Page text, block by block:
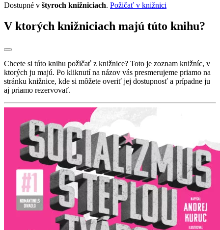
Dostupné v štyroch knižniciach. Požičať v knižnici
V ktorých knižniciach majú túto knihu?
Chcete si túto knihu požičať z knižnice? Toto je zoznam knižníc, v
ktorých ju majú. Po kliknutí na názov vás presmerujeme priamo na
stránku knižnice, kde si môžete overiť jej dostupnosť a prípadne ju
aj priamo rezervovať.